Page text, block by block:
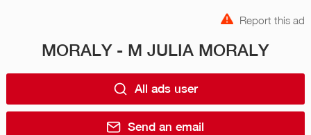
Report this ad
MORALY - M JULIA MORALY
All ads user
Send an email